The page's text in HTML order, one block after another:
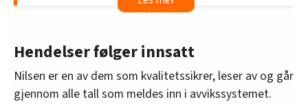
Registrerte hendelser i tidsperioden januar-mars gjeldende år
Hendelser følger innsatt
Nilsen er en av dem som kvalitetssikrer, leser av og går
gjennom alle tall som meldes inn i avvikssystemet.